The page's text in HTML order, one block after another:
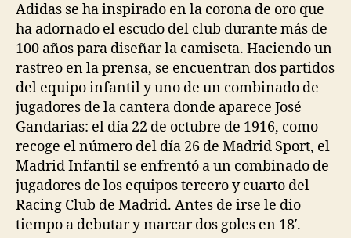
Adidas se ha inspirado en la corona de oro que
ha adornado el escudo del club durante más de
100 años para diseñar la camiseta. Haciendo un
rastreo en la prensa, se encuentran dos partidos
del equipo infantil y uno de un combinado de
jugadores de la cantera donde aparece José
Gandarias: el día 22 de octubre de 1916, como
recoge el número del día 26 de Madrid Sport, el
Madrid Infantil se enfrentó a un combinado de
jugadores de los equipos tercero y cuarto del
Racing Club de Madrid. Antes de irse le dio
tiempo a debutar y marcar dos goles en 18′.